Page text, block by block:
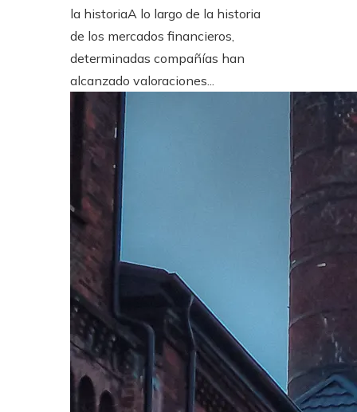
la historiaA lo largo de la historia
de los mercados financieros,
determinadas compañías han
alcanzado valoraciones...